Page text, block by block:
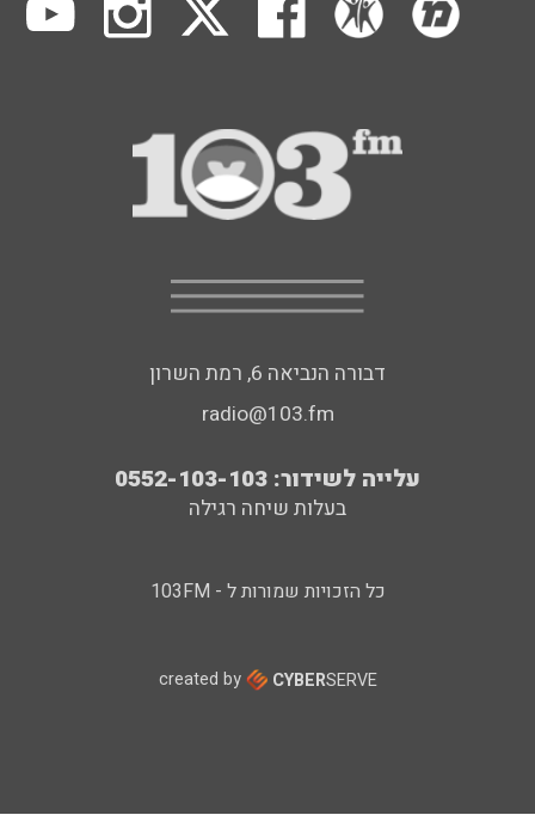
דבורה הנביאה 6, רמת השרון
radio@103.fm
עלייה לשידור: 0552-103-103
בעלות שיחה רגילה
כל הזכויות שמורות ל - 103FM
created by CYBERSERVE